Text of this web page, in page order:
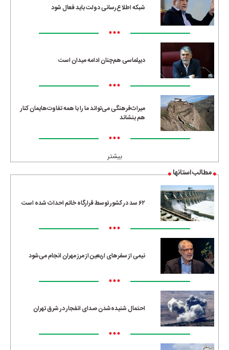
شبکه اطلاع‌رسانی دولت باید فعال شود
•••
دیپلماسی هم‌چنان ادامه میدان است
•••
میراث‌فرهنگی می‌تواند ما را با همه تفاوت‌هایمان کنار
هم بنشاند
•••
بیشتر
مطالب استانها
۶۲ سد در کشور توسط قرارگاه خاتم احداث شده است
•••
نیمی از سفرهای اربعین از مرز مهران انجام می‌شود
•••
احتمال شنیده‌شدن صدای انفجار در شرق تهران
•••